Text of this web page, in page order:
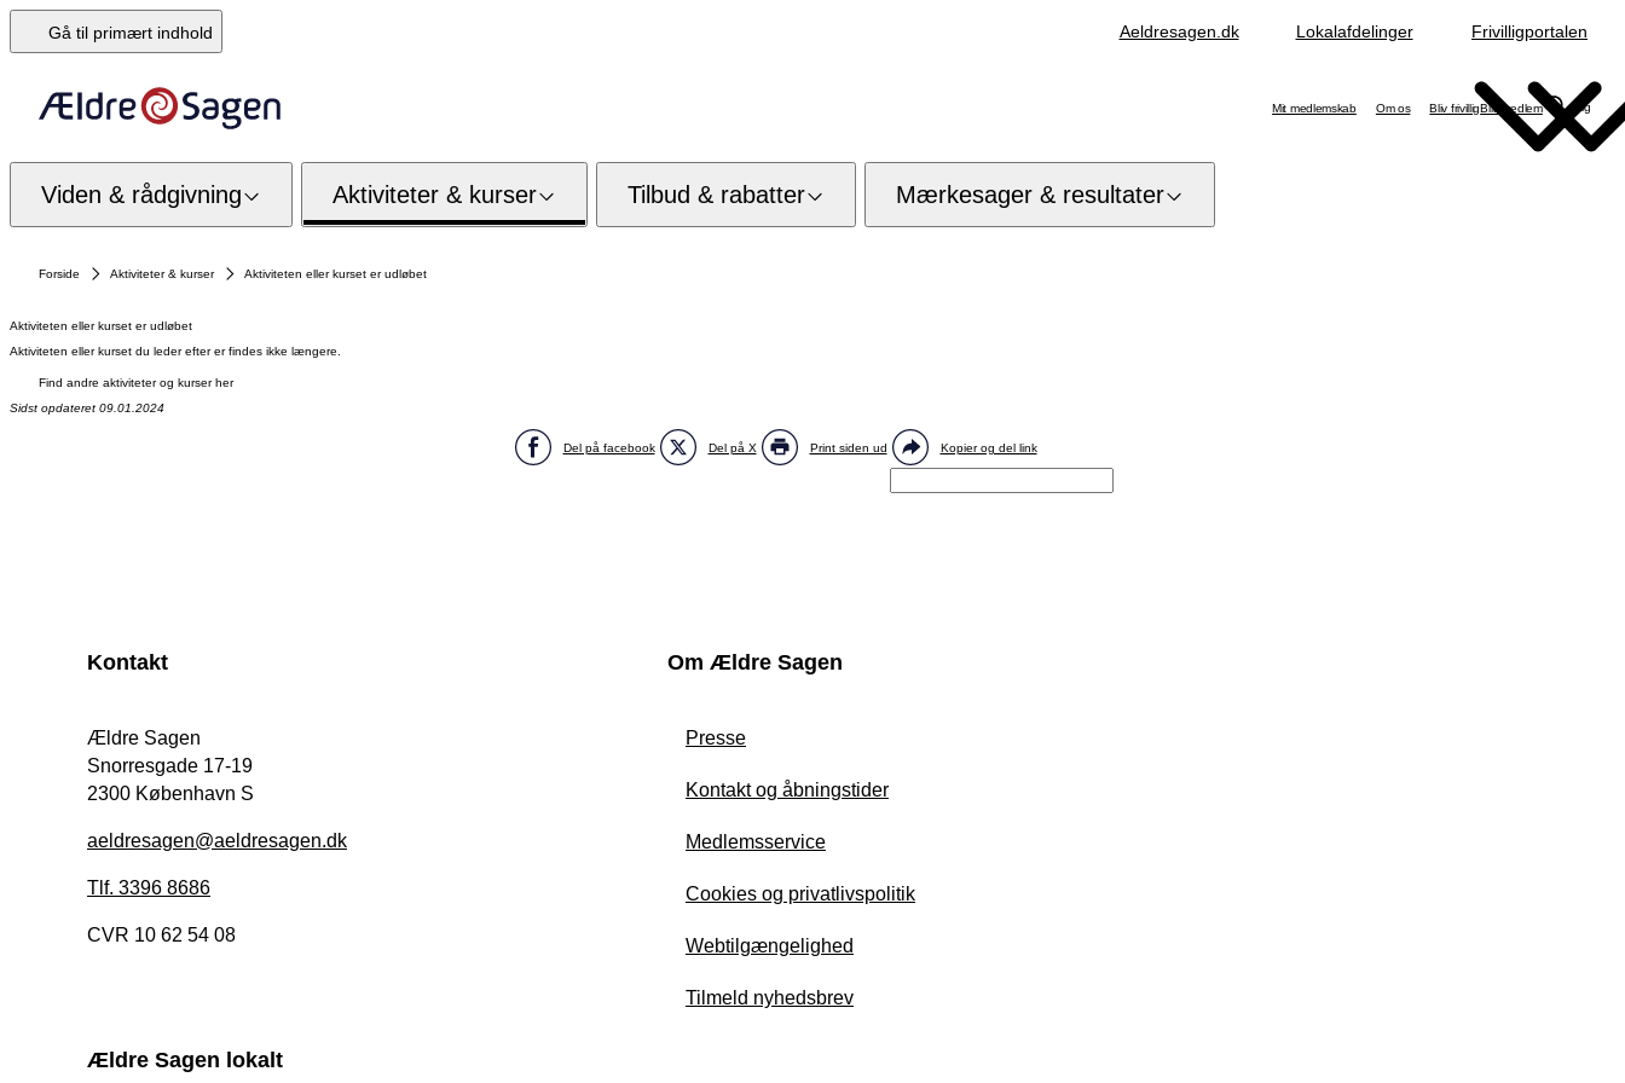
Gå til primært indhold Aeldresagen.dk Lokalafdelinger Frivilligportalen
Mit medlemskab Om os Bliv frivilligBliv medlem Søg
Viden & rådgivning Aktiviteter & kurser Tilbud & rabatter Mærkesager & resultater
Forside Aktiviteter & kurser Aktiviteten eller kurset er udløbet
Aktiviteten eller kurset er udløbet
Aktiviteten eller kurset du leder efter er findes ikke længere.
Find andre aktiviteter og kurser her
Sidst opdateret 09.01.2024
Del på facebook Del på X Print siden ud Kopier og del link
Kontakt
Ældre Sagen
Snorresgade 17-19
2300 København S
aeldresagen@aeldresagen.dk
Tlf. 3396 8686
CVR 10 62 54 08
Om Ældre Sagen
Presse
Kontakt og åbningstider
Medlemsservice
Cookies og privatlivspolitik
Webtilgængelighed
Tilmeld nyhedsbrev
Ældre Sagen lokalt